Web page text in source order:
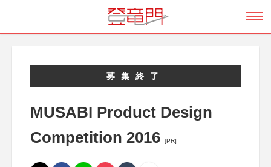
募集終了
MUSABI Product Design
Competition 2016
[PR]